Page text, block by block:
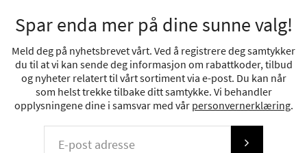
Spar enda mer på dine sunne valg!
Meld deg på nyhetsbrevet vårt. Ved å registrere deg samtykker
du til at vi kan sende deg informasjon om rabattkoder, tilbud
og nyheter relatert til vårt sortiment via e-post. Du kan når
som helst trekke tilbake ditt samtykke. Vi behandler
opplysningene dine i samsvar med vår personvernerklæring.